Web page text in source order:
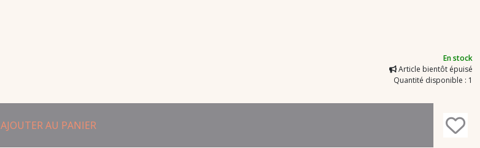
En stock
Article bientôt épuisé
Quantité disponible : 1
AJOUTER AU PANIER